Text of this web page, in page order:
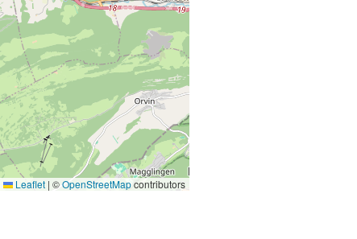
Leaflet | ©OpenStreetMapcontributors